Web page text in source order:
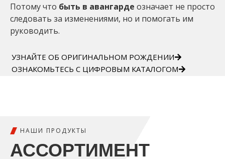
Потому что быть в авангарде означает не просто
следовать за изменениями, но и помогать им
руководить.
УЗНАЙТЕ ОБ ОРИГИНАЛЬНОМ РОЖДЕНИИ
ОЗНАКОМЬТЕСЬ С ЦИФРОВЫМ КАТАЛОГОМ
НАШИ ПРОДУКТЫ
АССОРТИМЕНТ